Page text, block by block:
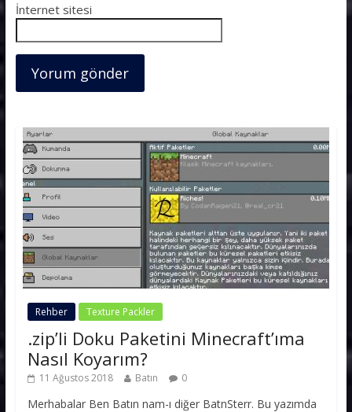
İnternet sitesi
Rehber Texture Packler
.zip’li Doku Paketini Minecraft’ıma
Nasıl Koyarım?
11 Ağustos 2018 Batın 0
Merhabalar Ben Batın nam-ı diğer BatnSterr. Bu yazımda